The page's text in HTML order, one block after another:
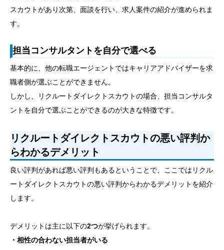
スカウトがあり次第、面談を行い、求人案件の紹介が進められま
す。
担当コンサルタントを自分で選べる
基本的に、他の転職エージェントではキャリアアドバイザーを求
職者側が選ぶことができません。
しかし、リクルートダイレクトスカウトの場合、担当コンサルタ
ントを自分で選ぶことができるのが大きな特徴です。
リクルートダイレクトスカウトの悪い評判か
らわかるデメリット
良い評判があれば悪い評判もあるということで、ここではリクル
ートダイレクトスカウトの悪い評判からわかるデメリットを紹介
します。
デメリットは主に以下の2つが挙げられます。
・相性の合わない担当者がいる